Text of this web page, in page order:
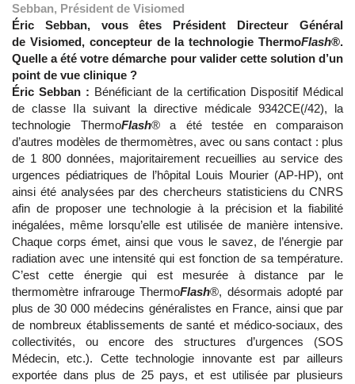
Sebban, Président de Visiomed
Éric Sebban, vous êtes Président Directeur Général
de Visiomed, concepteur de la technologie ThermoFlash®.
Quelle a été votre démarche pour valider cette solution d’un
point de vue clinique ?
Éric Sebban : Bénéficiant de la certification Dispositif Médical
de classe IIa suivant la directive médicale 9342CE(/42), la
technologie ThermoFlash® a été testée en comparaison
d’autres modèles de thermomètres, avec ou sans contact : plus
de 1 800 données, majoritairement recueillies au service des
urgences pédiatriques de l’hôpital Louis Mourier (AP-HP), ont
ainsi été analysées par des chercheurs statisticiens du CNRS
afin de proposer une technologie à la précision et la fiabilité
inégalées, même lorsqu’elle est utilisée de manière intensive.
Chaque corps émet, ainsi que vous le savez, de l’énergie par
radiation avec une intensité qui est fonction de sa température.
C’est cette énergie qui est mesurée à distance par le
thermomètre infrarouge ThermoFlash®, désormais adopté par
plus de 30 000 médecins généralistes en France, ainsi que par
de nombreux établissements de santé et médico-sociaux, des
collectivités, ou encore des structures d’urgences (SOS
Médecin, etc.). Cette technologie innovante est par ailleurs
exportée dans plus de 25 pays, et est utilisée par plusieurs